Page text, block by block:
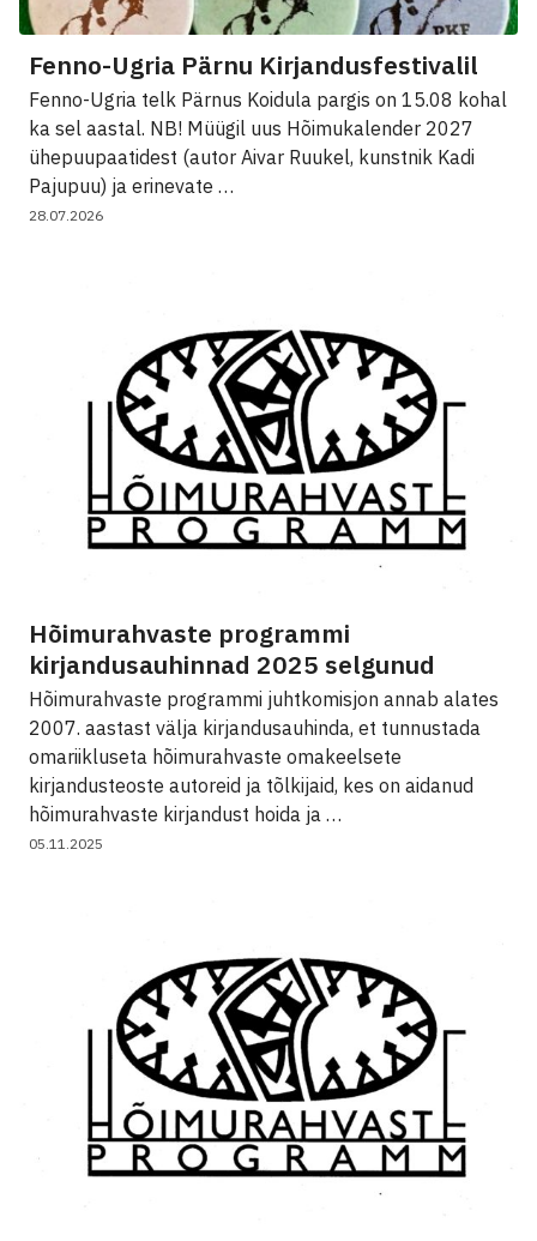
Fenno-Ugria Pärnu Kirjandusfestivalil
Fenno-Ugria telk Pärnus Koidula pargis on 15.08 kohal
ka sel aastal. NB! Müügil uus Hõimukalender 2027
ühepuupaatidest (autor Aivar Ruukel, kunstnik Kadi
Pajupuu) ja erinevate …
28.07.2026
Hõimurahvaste programmi
kirjandusauhinnad 2025 selgunud
Hõimurahvaste programmi juhtkomisjon annab alates
2007. aastast välja kirjandusauhinda, et tunnustada
omariikluseta hõimurahvaste omakeelsete
kirjandusteoste autoreid ja tõlkijaid, kes on aidanud
hõimurahvaste kirjandust hoida ja …
05.11.2025